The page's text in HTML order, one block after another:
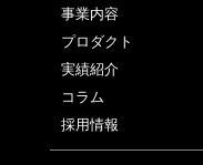
事業内容
プロダクト
実績紹介
コラム
採用情報